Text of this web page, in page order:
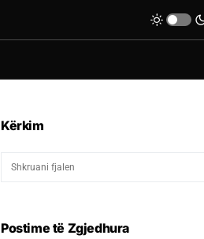
Kërkim
Postime të Zgjedhura